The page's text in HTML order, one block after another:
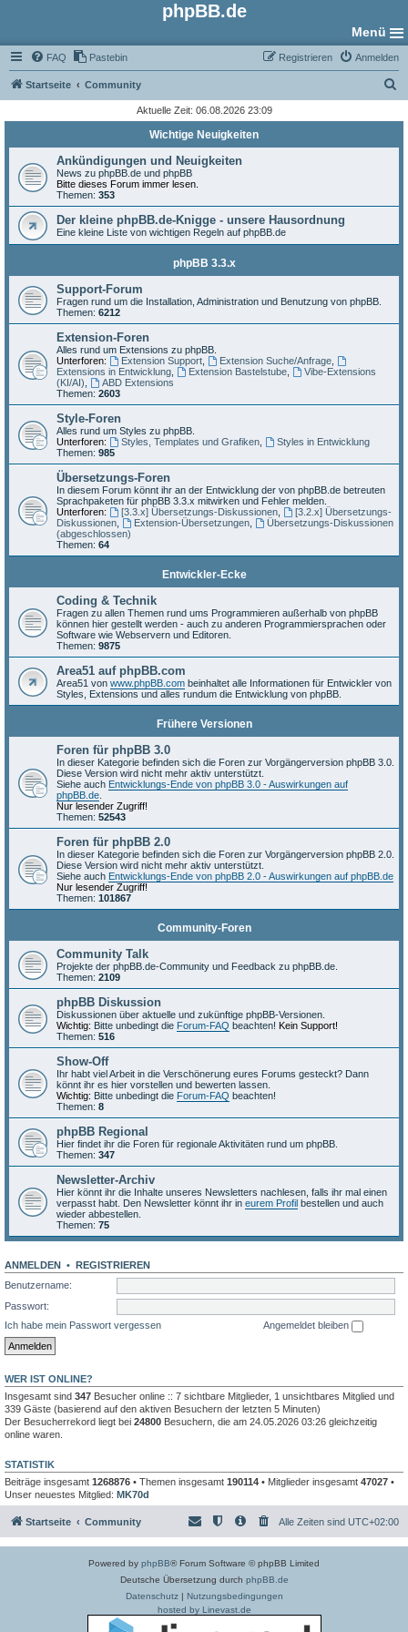
phpBB.de
Menü
FAQ Pastebin Anmelden
Registrieren
Startseite Community
h
Aktuelle Zeit: 06.08.2026 23:09
Wichtige Neuigkeiten
Ankündigungen und Neuigkeiten
News zu phpBB.de und phpBB
Bitte dieses Forum immer lesen.
Themen: 353
Der kleine phpBB.de-Knigge - unsere Hausordnung
Eine kleine Liste von wichtigen Regeln auf phpBB.de
phpBB 3.3.x
Support-Forum
Fragen rund um die Installation, Administration und Benutzung von phpBB.
Themen: 6212
Extension-Foren
Alles rund um Extensions zu phpBB.
Unterforen:
Extension Support, Extension Suche/Anfrage,
Extensions in Entwicklung
Extension Bastelstube,
Vibe-Extensions
(KI/AI)
ABD Extensions
Themen: 2603
Style-Foren
Alles rund um Styles zu phpBB.
Unterforen:
Styles, Templates und Grafiken,
Styles in Entwicklung
Themen: 985
Übersetzungs-Foren
In diesem Forum könnt ihr an der Entwicklung der von phpBB.de betreuten
Sprachpaketen für phpBB 3.3.x mitwirken und Fehler melden.
Unterforen:
[3.3.x] Übersetzungs-Diskussionen,
[3.2.x] Übersetzungs-
Diskussionen
Extension-Übersetzungen,
Übersetzungs-Diskussionen
(abgeschlossen)
Themen: 64
Entwickler-Ecke
Coding & Technik
Fragen zu allen Themen rund ums Programmieren außerhalb von phpBB
können hier gestellt werden - auch zu anderen Programmiersprachen oder
Software wie Webservern und Editoren.
Themen: 9875
Area51 auf phpBB.com
Area51 von www.phpBB.com beinhaltet alle Informationen für Entwickler von
Styles, Extensions und alles rundum die Entwicklung von phpBB.
Frühere Versionen
Foren für phpBB 3.0
In dieser Kategorie befinden sich die Foren zur Vorgängerversion phpBB 3.0.
Diese Version wird nicht mehr aktiv unterstützt.
Siehe auch Entwicklungs-Ende von phpBB 3.0 - Auswirkungen auf
phpBB.de
Nur lesender Zugriff!
Themen: 52543
Foren für phpBB 2.0
In dieser Kategorie befinden sich die Foren zur Vorgängerversion phpBB 2.0.
Diese Version wird nicht mehr aktiv unterstützt.
Siehe auch Entwicklungs-Ende von phpBB 2.0 - Auswirkungen auf phpBB.de
Nur lesender Zugriff!
Themen: 101867
Community-Foren
Community Talk
Projekte der phpBB.de-Community und Feedback zu phpBB.de.
Themen: 2109
phpBB Diskussion
Diskussionen über aktuelle und zukünftige phpBB-Versionen.
Wichtig: Bitte unbedingt die Forum-FAQ beachten! Kein Support!
Themen: 516
Show-Off
Ihr habt viel Arbeit in die Verschönerung eures Forums gesteckt? Dann
könnt ihr es hier vorstellen und bewerten lassen.
Wichtig: Bitte unbedingt die Forum-FAQ beachten!
Themen: 8
phpBB Regional
Hier findet ihr die Foren für regionale Aktivitäten rund um phpBB.
Themen: 347
Newsletter-Archiv
Hier könnt ihr die Inhalte unseres Newsletters nachlesen, falls ihr mal einen
verpasst habt. Den Newsletter könnt ihr in eurem Profil bestellen und auch
wieder abbestellen.
Themen: 75
ANMELDEN • REGISTRIEREN
Benutzername:
Passwort:
Ich habe mein Passwort vergessen
Angemeldet bleiben
WER IST ONLINE?
Insgesamt sind 347 Besucher online :: 7 sichtbare Mitglieder, 1 unsichtbares Mitglied und
339 Gäste (basierend auf den aktiven Besuchern der letzten 5 Minuten)
Der Besucherrekord liegt bei 24800 Besuchern, die am 24.05.2026 03:26 gleichzeitig
online waren.
STATISTIK
Beiträge insgesamt 1268876 • Themen insgesamt 190114 • Mitglieder insgesamt 47027 •
Unser neuestes Mitglied: MK70d
Startseite Community Alle Zeiten sind UTC+02:00
Powered by phpBB® Forum Software © phpBB Limited
Deutsche Übersetzung durch phpBB.de
Datenschutz| Nutzungsbedingungen
hosted by Linevast.de